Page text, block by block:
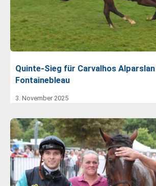
Quinte-Sieg für Carvalhos
Fontainebleau
3. November 2025